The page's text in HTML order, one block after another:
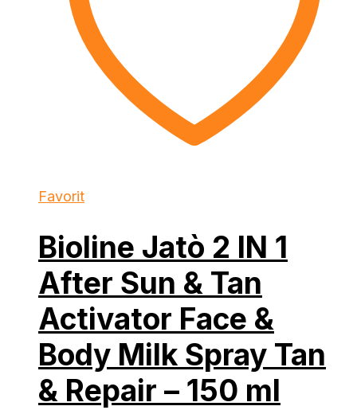
Favorit
Bioline Jatò 2 IN 1
After Sun & Tan
Activator Face &
Body Milk Spray Tan
& Repair – 150 ml